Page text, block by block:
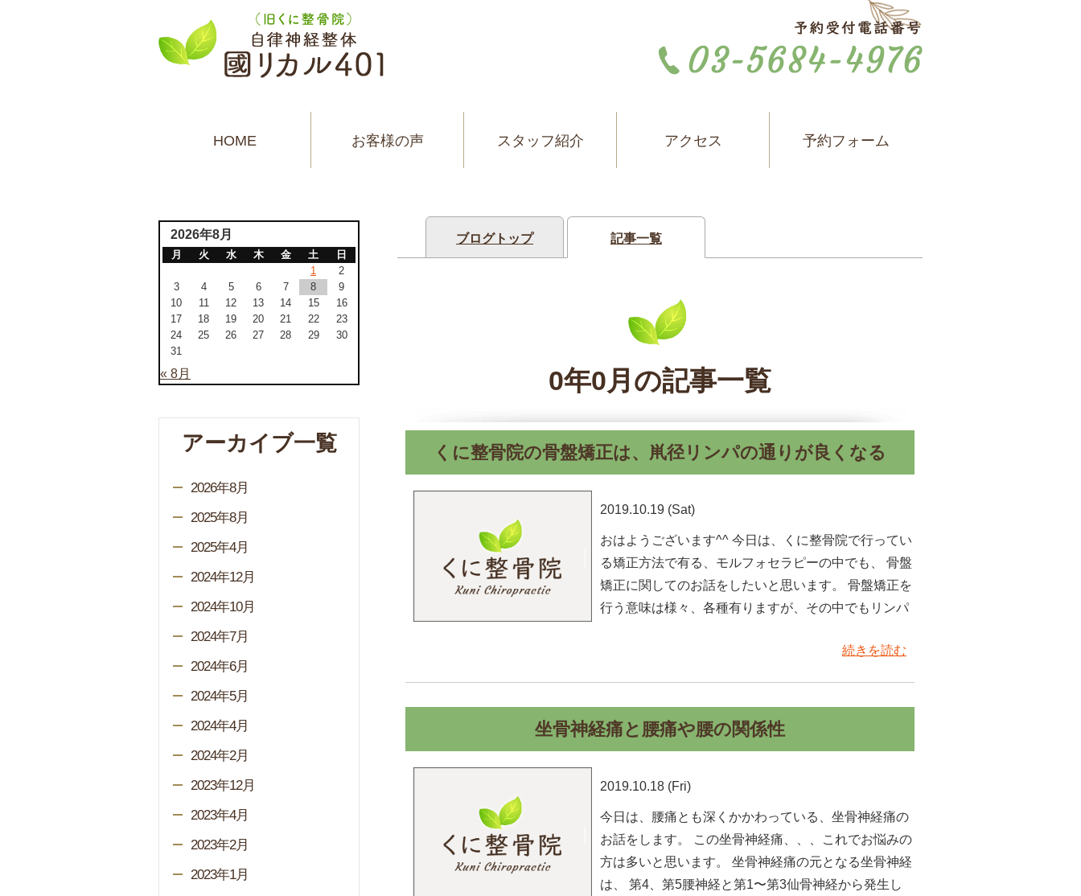
HOME お客様の声 スタッフ紹介 アクセス 予約フォーム
ブログトップ 記事一覧
0年0月の記事一覧
くに整骨院の骨盤矯正は、鼡径リンパの通りが良くなる
2019.10.19 (Sat)
おはようございます^^ 今日は、くに整骨院で行ってい
る矯正方法で有る、モルフォセラピーの中でも、 骨盤
矯正に関してのお話をしたいと思います。 骨盤矯正を
行う意味は様々、各種有りますが、その中でもリンパ
続きを読む
坐骨神経痛と腰痛や腰の関係性
2019.10.18 (Fri)
今日は、腰痛とも深くかかわっている、坐骨神経痛の
お話をします。 この坐骨神経痛、、、これでお悩みの
方は多いと思います。 坐骨神経痛の元となる坐骨神経
は、 第4、第5腰神経と第1〜第3仙骨神経から発生し
2026年8月
月 火 水 木 金 土
日
1
2
3
4 5 6 7 8
9
10
11 12 13 14 15
16
17
18 19 20 21 22
23
24
25 26 27 28 29
30
31
« 8月
アーカイブ一覧
2026年8月
2025年8月
2025年4月
2024年12月
2024年10月
2024年7月
2024年6月
2024年5月
2024年4月
2024年2月
2023年12月
2023年4月
2023年2月
2023年1月